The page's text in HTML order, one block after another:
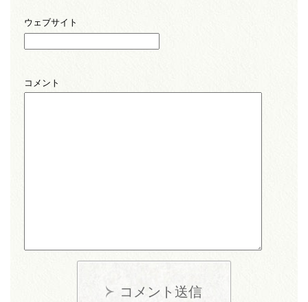
ウェブサイト
コメント
コメント送信